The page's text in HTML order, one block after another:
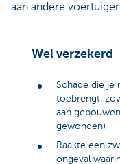
aan andere
Wel verzekerd
Schade die je
toebrengt,
aan
gewonden)
Raakte een
ongeval